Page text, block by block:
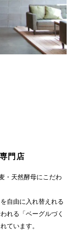
門店
・天然酵母にこだわ
自由に入れ替えれる
れる「ベーグルづく
ています。